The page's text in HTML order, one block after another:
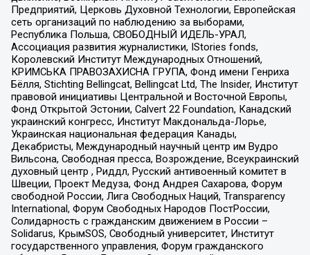
Предприятий, Церковь Духовной Технологии, Европейская
сеть организаций по наблюдению за выборами,
Республика Польша, СВОБОДНЫЙ ИДЕЛЬ-УРАЛ,
Ассоциация развития журналистики, IStories fonds,
Королевский Институт Международных Отношений,
КРИМСЬКА ПРАВОЗАХИСНА ГРУПА, Фонд имени Генриха
Бёлля, Stichting Bellingcat, Bellingcat Ltd, The Insider, Институт
правовой инициативы Центральной и Восточной Европы,
Фонд Открытой Эстонии, Calvert 22 Foundation, Канадский
украинский конгресс, Институт Макдональда-Лорье,
Украинская национальная федерация Канады,
Декабристы, Международный научный центр им Вудро
Вильсона, Свободная пресса, Возрождение, Всеукраинский
духовный центр , Риддл, Русский антивоенный комитет в
Швеции, Проект Медуза, Фонд Андрея Сахарова, Форум
свободной России, Лига Свободных Наций, Transparеncy
International, Форум Свободных Народов ПостРоссии,
Солидарность с гражданским движением в России –
Solidarus, КрымSOS, Свободный университет, Институт
государственного управления, Форум гражданского